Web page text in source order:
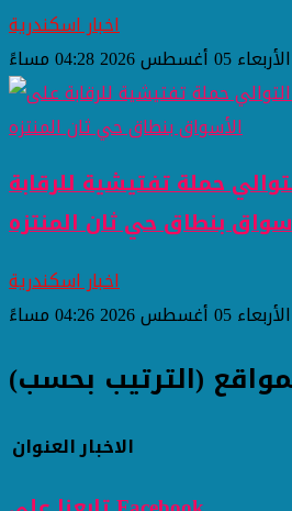
اخبار اسكندرية
الأربعاء 05 أغسطس 2026 04:28 مساءً
حملة تفتيشية للرقابة
بنطاق حي ثان المنتزه
اخبار اسكندرية
الأربعاء 05 أغسطس 2026 04:26 مساءً
(الترتيب بحسب)
العنوانالاخبار